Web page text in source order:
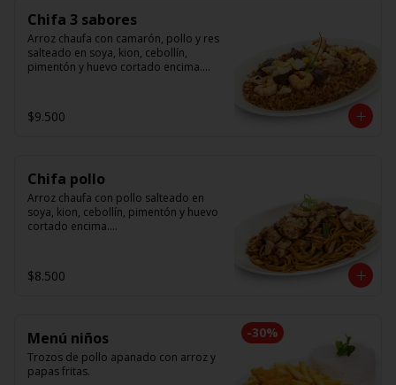
Chifa 3 sabores
Arroz chaufa con camarón, pollo y res
salteado en soya, kion, cebollín,
pimentón y huevo cortado encima.
salteado en soya, cebollín, tomate y
cebolla morada.
$9.500
Chifa pollo
Arroz chaufa con pollo salteado en
soya, kion, cebollín, pimentón y huevo
cortado encima.
cebollín, tomate y cebolla morada.
$8.500
-30%
Menú niños
Trozos de pollo apanado con arroz y
papas fritas.